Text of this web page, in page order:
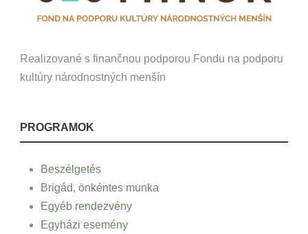
Realizované s finančnou podporou Fondu na podporu
kultúry národnostných menšín
PROGRAMOK
Beszélgetés
Brigád, önkéntes munka
Egyéb rendezvény
Egyházi esemény